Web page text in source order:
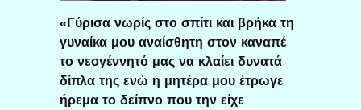
«Γύρισα νωρίς στο σπίτι και βρήκα τη
γυναίκα μου αναίσθητη στον καναπέ
το νεογέννητό μας να κλαίει δυνατά
δίπλα της ενώ η μητέρα μου έτρωγε
ήρεμα το δείπνο που την είχε